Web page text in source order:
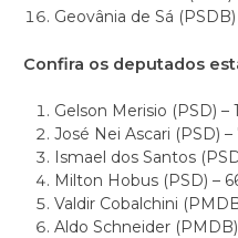
Geovânia de Sá
Confira os deputados
Gelson Merisio (PSD) –
José Nei Ascari (PSD)
Ismael dos Santos
Milton Hobus (PSD) –
Valdir Cobalchini
Aldo Schneider